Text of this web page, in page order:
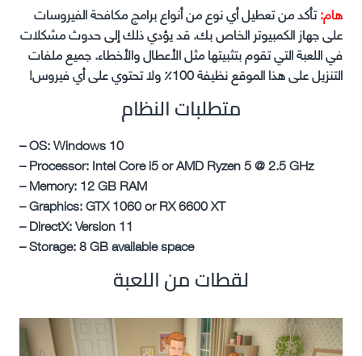
هام:تأكد من تعطيل أي نوع من أنواع برامج مكافحة الفيروسات
على جهاز الكمبيوتر الخاص بك. قد يؤدي ذلك إلى حدوث مشكلات
في اللعبة التي تقوم بتثبيتها مثل الأعطال والأخطاء. جميع ملفات
التنزيل على هذا الموقع نظيفة 100٪ ولا تحتوي على أي فيروس!
متطلبات النظام
– OS: Windows 10
– Processor: Intel Core i5 or AMD Ryzen 5 @ 2.5 GHz
– Memory: 12 GB RAM
– Graphics: GTX 1060 or RX 6600 XT
– DirectX: Version 11
– Storage: 8 GB available space
لقطات من اللعبة